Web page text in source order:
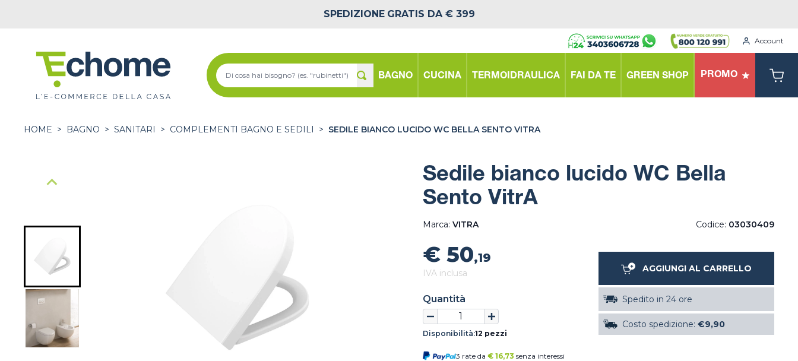
SPEDIZIONE GRATIS DA € 399
Account
BAGNO CUCINA TERMOIDRAULICA FAI DA TE GREEN SHOP PROMO
HOME > BAGNO > SANITARI > COMPLEMENTI BAGNO E SEDILI > SEDILE BIANCO LUCIDO WC BELLA SENTO VITRA
Sedile bianco lucido WC Bella
Sento VitrA
Marca: VITRA Codice: 03030409
€ 50,19
IVA inclusa
Quantità
Disponibilità:12 pezzi
3 rate da € 16,73 senza interessi
AGGIUNGI AL CARRELLO
Spedito in 24 ore
Costo spedizione: €9,90